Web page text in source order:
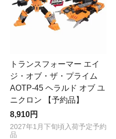
トランスフォーマー エイ
ジ・オブ・ザ・プライム
AOTP-45 ヘラルド オブ ユ
ニクロン 【予約品】
8,910円
2027年1月下旬頃入荷予定予約
品